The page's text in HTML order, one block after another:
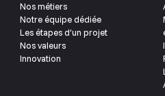
Nos métiers
Notre équipe dédiée
Les étapes d’un projet
Nos valeurs
Innovation